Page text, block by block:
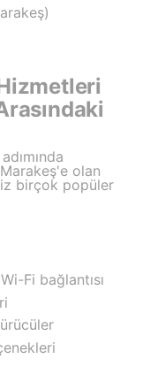
olan
birçok popüler
Fi bağlantısı